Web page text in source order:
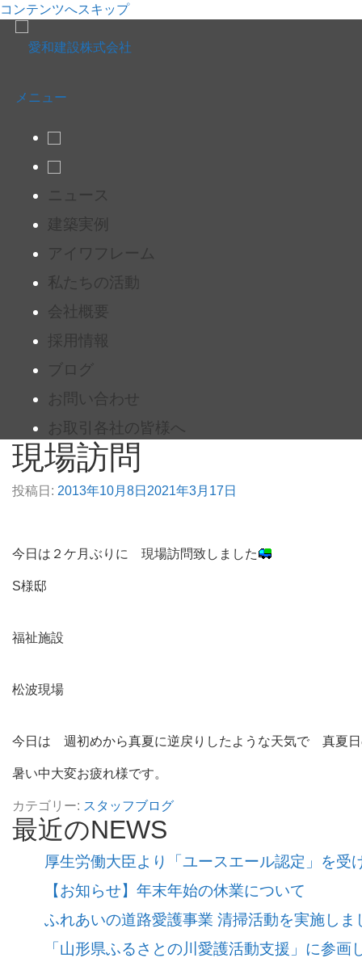
コンテンツへスキップ
メニュー
ニュース
建築実例
アイワフレーム
私たちの活動
会社概要
採用情報
ブログ
お問い合わせ
お取引各社の皆様へ
現場訪問
投稿日: 2013年10月8日 2021年3月17日
今日は２ケ月ぶりに 現場訪問致しました
S様邸
福祉施設
松波現場
今日は 週初めから真夏に逆戻りしたような天気で 真夏日
暑い中大変お疲れ様です。
カテゴリー: スタッフブログ
最近のNEWS
厚生労働大臣より「ユースエール認定」を受
【お知らせ】年末年始の休業について
ふれあいの道路愛護事業 清掃活動を実施しま
「山形県ふるさとの川愛護活動支援」に参画